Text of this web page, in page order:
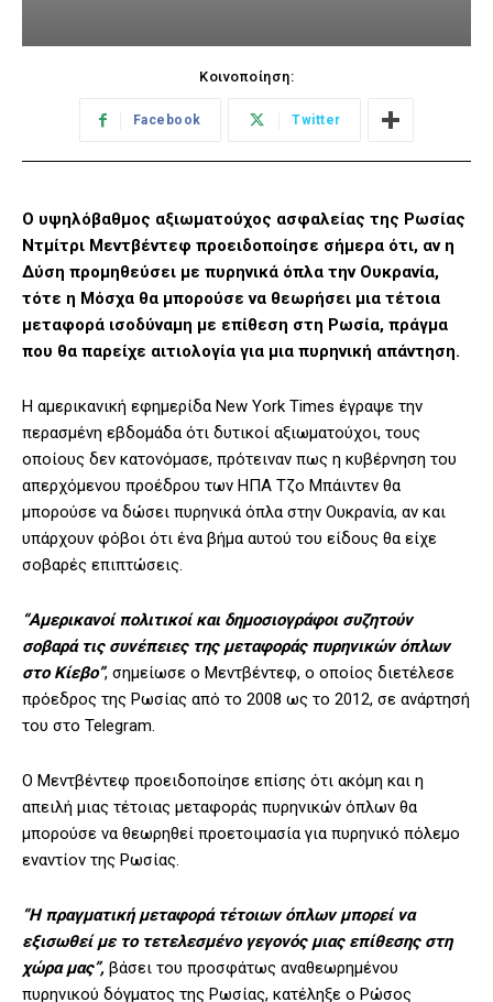
Κοινοποίηση:
Facebook Twitter
Ο υψηλόβαθμος αξιωματούχος ασφαλείας της Ρωσίας
Ντμίτρι Μεντβέντεφ προειδοποίησε σήμερα ότι, αν η
Δύση προμηθεύσει με πυρηνικά όπλα την Ουκρανία,
τότε η Μόσχα θα μπορούσε να θεωρήσει μια τέτοια
μεταφορά ισοδύναμη με επίθεση στη Ρωσία, πράγμα
που θα παρείχε αιτιολογία για μια πυρηνική απάντηση.
Η αμερικανική εφημερίδα New York Times έγραψε την
περασμένη εβδομάδα ότι δυτικοί αξιωματούχοι, τους
οποίους δεν κατονόμασε, πρότειναν πως η κυβέρνηση του
απερχόμενου προέδρου των ΗΠΑ Τζο Μπάιντεν θα
μπορούσε να δώσει πυρηνικά όπλα στην Ουκρανία, αν και
υπάρχουν φόβοι ότι ένα βήμα αυτού του είδους θα είχε
σοβαρές επιπτώσεις.
“Αμερικανοί πολιτικοί και δημοσιογράφοι συζητούν
σοβαρά τις συνέπειες της μεταφοράς πυρηνικών όπλων
στο Κίεβο”, σημείωσε ο Μεντβέντεφ, ο οποίος διετέλεσε
πρόεδρος της Ρωσίας από το 2008 ως το 2012, σε ανάρτησή
του στο Telegram.
Ο Μεντβέντεφ προειδοποίησε επίσης ότι ακόμη και η
απειλή μιας τέτοιας μεταφοράς πυρηνικών όπλων θα
μπορούσε να θεωρηθεί προετοιμασία για πυρηνικό πόλεμο
εναντίον της Ρωσίας.
“Η πραγματική μεταφορά τέτοιων όπλων μπορεί να
εξισωθεί με το τετελεσμένο γεγονός μιας επίθεσης στη
χώρα μας”, βάσει του προσφάτως αναθεωρημένου
πυρηνικού δόγματος της Ρωσίας, κατέληξε ο Ρώσος